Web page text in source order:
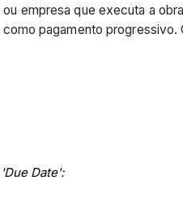
empresa que executa a
pagamento progressivo.
Date':